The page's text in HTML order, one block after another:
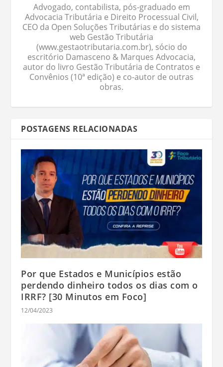
Advogado, contabilista, pós-graduado em
Advocacia Tributária e Direito Processual Civil,
CEO da Open Soluções Tributárias e do sistema
web Gestão Tributária
(www.gestaotributaria.com.br), sócio do
escritório Damasceno & Marques Advocacia,
autor do livro Gestão Tributária de Contratos e
Convênios (10ª edição) e co-autor de outras
obras.
POSTAGENS RELACIONADAS
Por que Estados e Municípios estão
perdendo dinheiro todos os dias com o
IRRF? [30 Minutos em Foco]
12/04/2023